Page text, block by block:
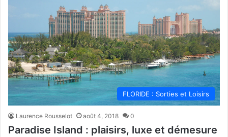
FLORIDE : Sorties et Loisirs
Laurence Rousselot août 4, 2018 0
Paradise Island : plaisirs, luxe et démesure